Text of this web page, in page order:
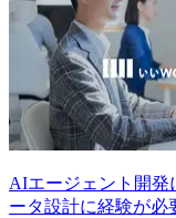
AIエージェント開発
ータ設計に経験が必